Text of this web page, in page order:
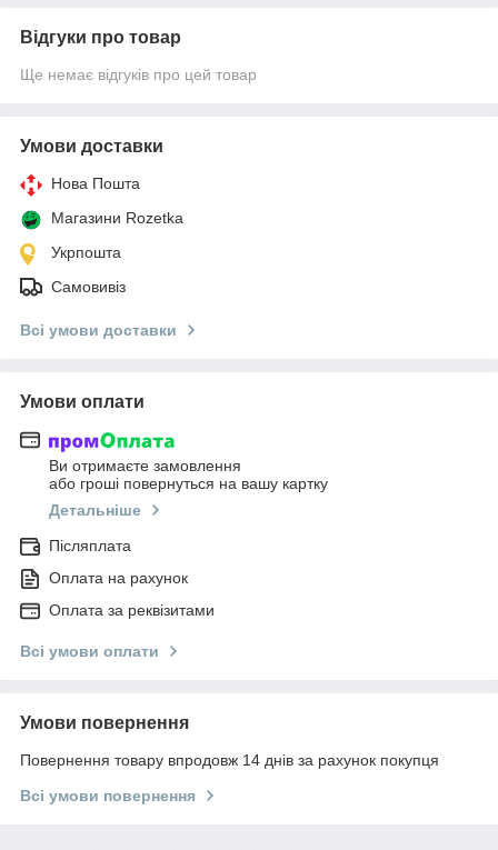
Відгуки про товар
Ще немає відгуків про цей товар
Умови доставки
Нова Пошта
Магазини Rozetka
Укрпошта
Самовивіз
Всі умови доставки
Умови оплати
Ви отримаєте замовлення
або гроші повернуться на вашу картку
Детальніше
Післяплата
Оплата на рахунок
Оплата за реквізитами
Всі умови оплати
Умови повернення
Повернення товару впродовж 14 днів за рахунок покупця
Всі умови повернення